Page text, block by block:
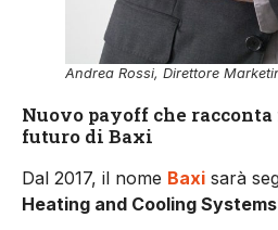
Andrea Rossi, Direttore
Nuovo payoff che
futuro di Baxi
Dal 2017, il nome Baxi sarà
Heating and Cooling